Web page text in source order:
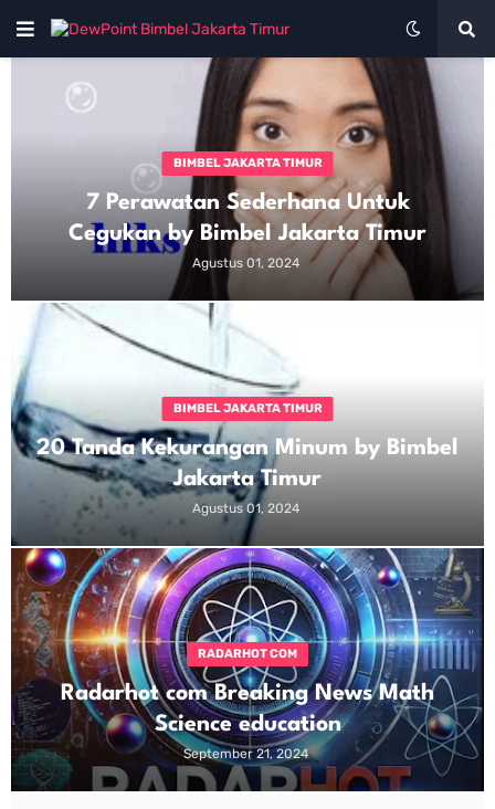
BIMBEL JAKARTA TIMUR
7 Perawatan Sederhana Untuk
Cegukan by Bimbel Jakarta Timur
Agustus 01, 2024
BIMBEL JAKARTA TIMUR
20 Tanda Kekurangan Minum by Bimbel
Jakarta Timur
Agustus 01, 2024
RADARHOT COM
Radarhot com Breaking News Math
Science education
September 21, 2024